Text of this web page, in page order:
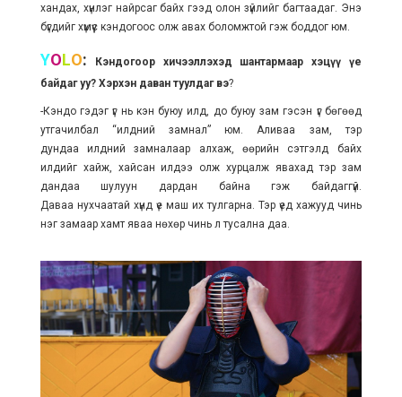
хандах, хүнлэг найрсаг байх гээд олон зүйлийг багтаадаг. Энэ
бүгдийг хүмүүс кэндогоос олж авах боломжтой гэж боддог юм.
YOLO:
Кэндогоор хичээллэхэд шантармаар хэцүү үе
байдаг уу? Хэрхэн даван туулдаг вэ?
-Кэндо гэдэг үг нь кэн буюу илд, до буюу зам гэсэн үг бөгөөд
утгачилбал “илдний замнал” юм. Аливаа зам, тэр
дундаа илдний замналаар алхаж, өөрийн сэтгэлд байх
илдийг хайж, хайсан илдээ олж хурцалж явахад тэр зам
дандаа шулуун дардан байна гэж байдаггүй.
Даваа нухчаатай хүнд үе маш их тулгарна. Тэр үед хажууд чинь
нэг замаар хамт яваа нөхөр чинь л тусална даа.